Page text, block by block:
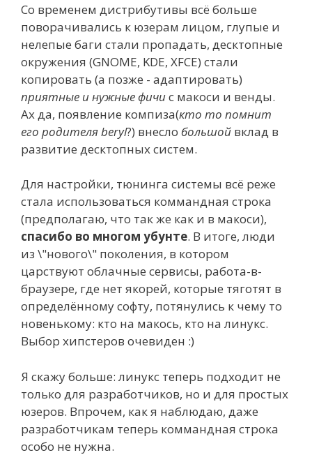
Со временем дистрибутивы всё больше
поворачивались к юзерам лицом, глупые и
нелепые баги стали пропадать, десктопные
окружения (GNOME, KDE, XFCE) стали
копировать (а позже - адаптировать)
приятные и нужные фичис макоси и венды.
Ах да, появление компиза(кто то помнит
его родителя beryl?) внесло большой вклад в
развитие десктопных систем.
Для настройки, тюнинга системы всё реже
стала использоваться коммандная строка
(предполагаю, что так же как и в макоси),
спасибо во многом убунте. В итоге, люди
из \"нового\" поколения, в котором
царствуют облачные сервисы, работа-в-
браузере, где нет якорей, которые тяготят в
определённому софту, потянулись к чему то
новенькому: кто на макось, кто на линукс.
Выбор хипстеров очевиден :)
Я скажу больше: линукс теперь подходит не
только для разработчиков, но и для простых
юзеров. Впрочем, как я наблюдаю, даже
разработчикам теперь коммандная строка
особо не нужна.